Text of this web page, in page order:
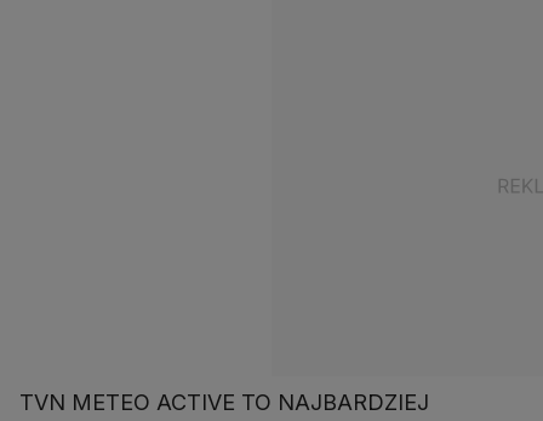
TVN METEO ACTIVE TO NAJBARDZIEJ